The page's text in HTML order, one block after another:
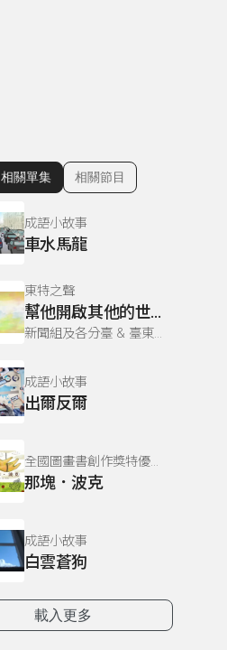
顯示相關單集
相關單集 相關節目
成語小故事
車水馬龍
東特之聲
幫他開啟其他的世界—自閉症學生社交技巧訓練
新聞組及各分臺 & 臺東縣政府教育處、張月昭、郭惠珍 田大榮、朱慧清、郭人宇 & 詹凱雯 & 陳麗如 & 張曉瑩
成語小故事
出爾反爾
全國圖畫書創作獎特優作品-廣播劇展
那塊．波克
成語小故事
白雲蒼狗
載入更多